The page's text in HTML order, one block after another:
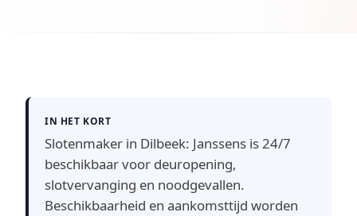
IN HET KORT
Slotenmaker in Dilbeek: Janssens is 24/7
beschikbaar voor deuropening,
slotvervanging en noodgevallen.
Beschikbaarheid en aankomsttijd worden